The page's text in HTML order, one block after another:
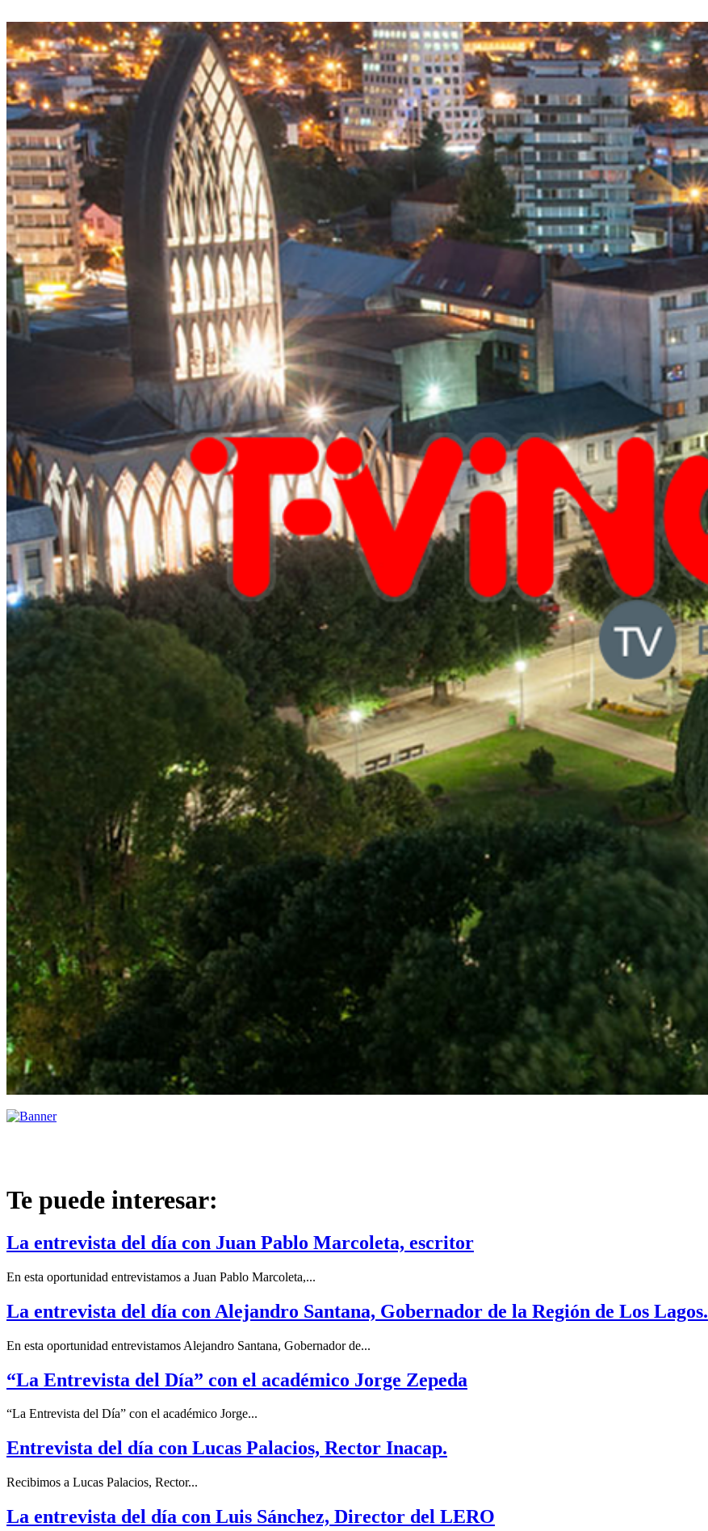
Te puede interesar:
La entrevista del día con Juan Pablo Marcoleta, escritor
En esta oportunidad entrevistamos a Juan Pablo Marcoleta,...
La entrevista del día con Alejandro Santana, Gobernador de la Región de Los Lagos.
En esta oportunidad entrevistamos Alejandro Santana, Gobernador de...
“La Entrevista del Día” con el académico Jorge Zepeda
“La Entrevista del Día” con el académico Jorge...
Entrevista del día con Lucas Palacios, Rector Inacap.
Recibimos a Lucas Palacios, Rector...
La entrevista del día con Luis Sánchez, Director del LERO